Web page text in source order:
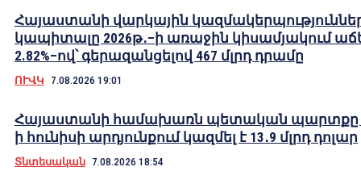
Հայաստանի վարկային
կապիտալը 2026թ․–ի առաջին կիսամյակում
2.82%–ով՝ գերազանցելով 467 մլրդ դրամը
ՈՒՎԿ 7.08.2026 19:01
Հայաստանի համախառն պետական պարտքը
ի հունիսի արդյունքում կազմել է 13․9 մլրդ դոլար
Տնտեսական 7.08.2026 18:54